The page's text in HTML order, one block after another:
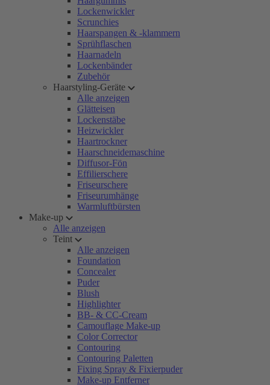
Lockenwickler
Scrunchies
Haarspangen & -klammern
Sprühflaschen
Haarnadeln
Lockenbänder
Zubehör
Haarstyling-Geräte
Alle anzeigen
Glätteisen
Lockenstäbe
Heizwickler
Haartrockner
Haarschneidemaschine
Diffusor-Fön
Effilierschere
Friseurschere
Friseurumhänge
Warmluftbürsten
Make-up
Alle anzeigen
Teint
Alle anzeigen
Foundation
Concealer
Puder
Blush
Highlighter
BB- & CC-Cream
Camouflage Make-up
Color Corrector
Contouring
Contouring Paletten
Fixing Spray & Fixierpuder
Make-up Entferner